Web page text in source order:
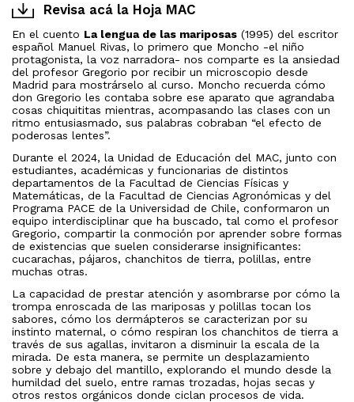
Revisa acá la Hoja MAC
En el cuento La lengua de las mariposas (1995) del escritor
español Manuel Rivas, lo primero que Moncho -el niño
protagonista, la voz narradora- nos comparte es la ansiedad
del profesor Gregorio por recibir un microscopio desde
Madrid para mostrárselo al curso. Moncho recuerda cómo
don Gregorio les contaba sobre ese aparato que agrandaba
cosas chiquititas mientras, acompasando las clases con un
ritmo entusiasmado, sus palabras cobraban “el efecto de
poderosas lentes”.
Durante el 2024, la Unidad de Educación del MAC, junto con
estudiantes, académicas y funcionarias de distintos
departamentos de la Facultad de Ciencias Físicas y
Matemáticas, de la Facultad de Ciencias Agronómicas y del
Programa PACE de la Universidad de Chile, conformaron un
equipo interdisciplinar que ha buscado, tal como el profesor
Gregorio, compartir la conmoción por aprender sobre formas
de existencias que suelen considerarse insignificantes:
cucarachas, pájaros, chanchitos de tierra, polillas, entre
muchas otras.
La capacidad de prestar atención y asombrarse por cómo la
trompa enroscada de las mariposas y polillas tocan los
sabores, cómo los dermápteros se caracterizan por su
instinto maternal, o cómo respiran los chanchitos de tierra a
través de sus agallas, invitaron a disminuir la escala de la
mirada. De esta manera, se permite un desplazamiento
sobre y debajo del mantillo, explorando el mundo desde la
humildad del suelo, entre ramas trozadas, hojas secas y
otros restos orgánicos donde ciclan procesos de vida.